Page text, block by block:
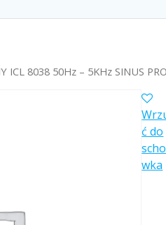
ICL 8038 50Hz – 5KHz SINUS
ć do
scho
wka